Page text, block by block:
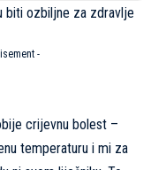
biti ozbiljne za zdravlje
-
crijevnu bolest –
temperaturu i mi za